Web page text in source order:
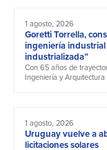
1 agosto, 2026
Goretti Torrella,
ingeniería industrial
industrializada”
Con 65 años de
Ingeniería y
1 agosto, 2026
Uruguay vuelve a
licitaciones solares